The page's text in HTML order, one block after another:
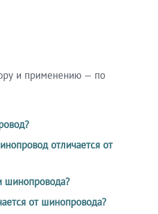
и применению — по
отличается от
шинопровода?
от шинопровода?